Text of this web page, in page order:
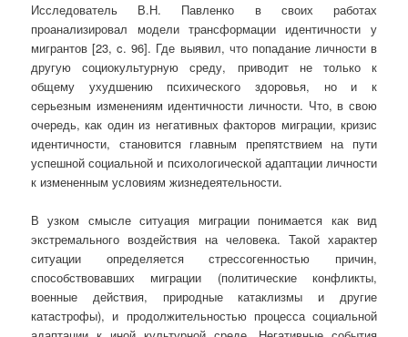
Исследователь В.Н. Павленко в своих работах
проанализировал модели трансформации идентичности у
мигрантов [23, c. 96]. Где выявил, что попадание личности в
другую социокультурную среду, приводит не только к
общему ухудшению психического здоровья, но и к
серьезным изменениям идентичности личности. Что, в свою
очередь, как один из негативных факторов миграции, кризис
идентичности, становится главным препятствием на пути
успешной социальной и психологической адаптации личности
к измененным условиям жизнедеятельности.
В узком смысле ситуация миграции понимается как вид
экстремального воздействия на человека. Такой характер
ситуации определяется стрессогенностью причин,
способствовавших миграции (политические конфликты,
военные действия, природные катаклизмы и другие
катастрофы), и продолжительностью процесса социальной